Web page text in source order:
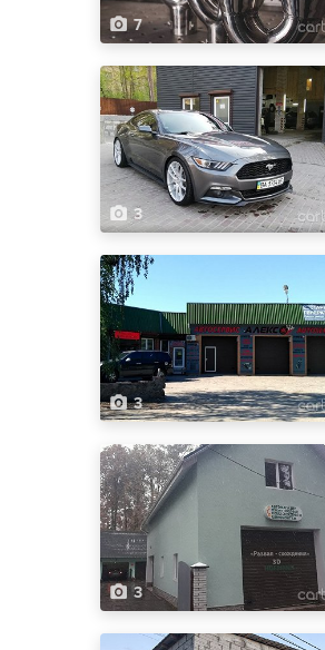
7
3
3
3